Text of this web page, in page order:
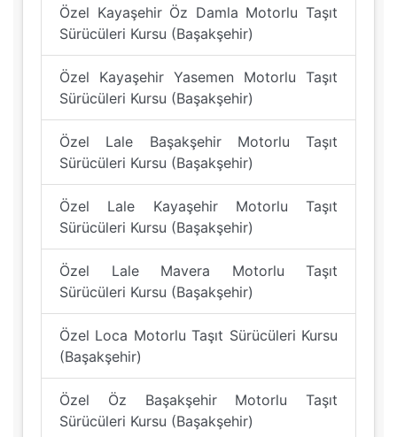
Özel Kayaşehir Öz Damla Motorlu Taşıt
Sürücüleri Kursu (Başakşehir)
Özel Kayaşehir Yasemen Motorlu Taşıt
Sürücüleri Kursu (Başakşehir)
Özel Lale Başakşehir Motorlu Taşıt
Sürücüleri Kursu (Başakşehir)
Özel Lale Kayaşehir Motorlu Taşıt
Sürücüleri Kursu (Başakşehir)
Özel Lale Mavera Motorlu Taşıt
Sürücüleri Kursu (Başakşehir)
Özel Loca Motorlu Taşıt Sürücüleri Kursu
(Başakşehir)
Özel Öz Başakşehir Motorlu Taşıt
Sürücüleri Kursu (Başakşehir)